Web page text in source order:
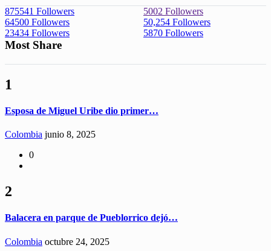
875541 Followers 5002 Followers
64500 Followers 50,254 Followers
23434 Followers 5870 Followers
Most Share
1
Esposa de Miguel Uribe dio primer…
Colombia junio 8, 2025
0
2
Balacera en parque de Pueblorrico dejó…
Colombia octubre 24, 2025